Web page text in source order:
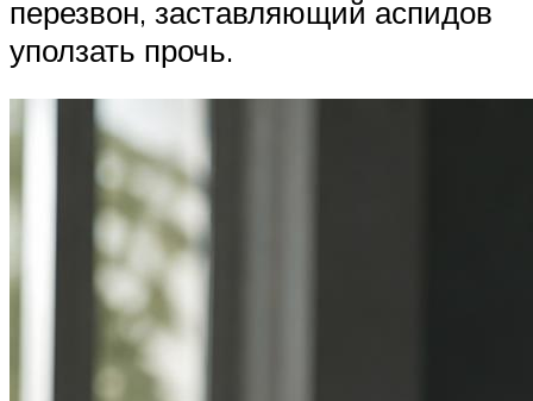
перезвон, заставляющий аспидов
уползать прочь.